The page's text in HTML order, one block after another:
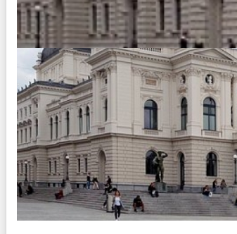
AUSTRIA Y ZURICH
Duración:
9Días 8Noches
Paquete Turistico de 9 dias 8 noches
excelente y una gastronomía local